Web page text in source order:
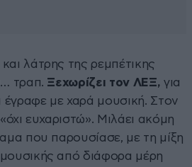
λάτρης της ρεμπέτικης
τραπ. Ξεχωρίζει τον ΛΕΞ, για
έγραφε με χαρά μουσική. Στον
ευχαριστώ». Μιλάει ακόμη
που παρουσίασε, με τη μίξη
από διάφορα μέρη